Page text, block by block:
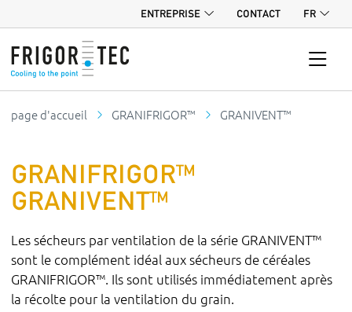
ENTREPRISE CONTACT FR
page d'accueil GRANIFRIGOR™ GRANIVENT™
GRANIFRIGOR™
GRANIVENT™
Les sécheurs par ventilation de la série GRANIVENT™
sont le complément idéal aux sécheurs de céréales
GRANIFRIGOR™. Ils sont utilisés immédiatement après
la récolte pour la ventilation du grain.